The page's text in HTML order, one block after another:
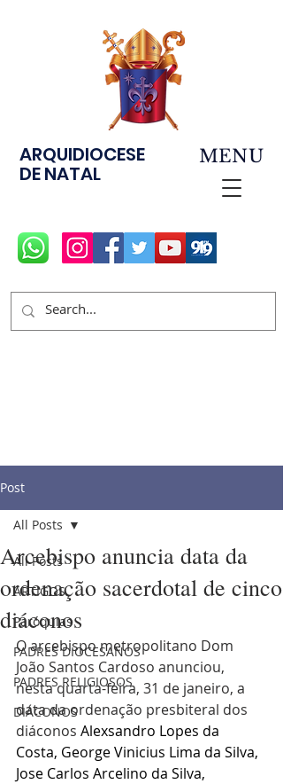
ARQUIDIOCESE
DE NATAL
MENU
Post
All Posts
ARTIGOS
Paróquias
PADRES DIOCESANOS
PADRES RELIGIOSOS
DIÁCONOS
All Posts
Arcebispo anuncia data da
ordenação sacerdotal de cinco
diáconos
O arcebispo metropolitano Dom
João Santos Cardoso anunciou,
nesta quarta-feira, 31 de janeiro, a
data da ordenação presbiteral dos
diáconos Alexsandro Lopes da
Costa, George Vinicius Lima da Silva,
Jose Carlos Arcelino da Silva,